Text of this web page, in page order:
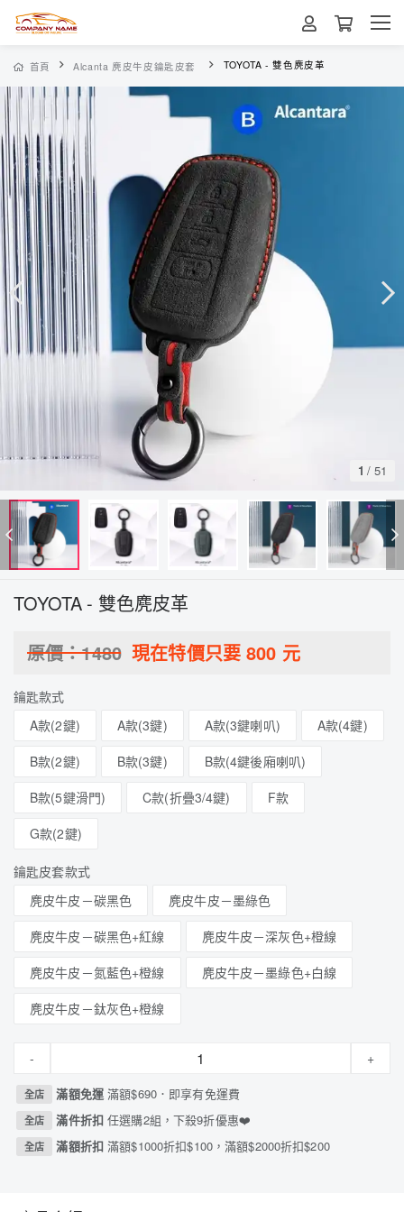
首頁 Alcanta 麂皮牛皮鑰匙皮套 TOYOTA - 雙色麂皮革
1 / 51
TOYOTA - 雙色麂皮革
原價：1480 現在特價只要800 元
鑰匙款式
A款(2鍵)
A款(3鍵) A款(3鍵喇叭)
A款(4鍵)
B款(2鍵)
B款(3鍵)
B款(4鍵後廂喇叭)
B款(5鍵滑門)
C款(折疊3/4鍵)
F款
G款(2鍵)
鑰匙皮套款式
麂皮牛皮－碳黑色
麂皮牛皮－墨綠色
麂皮牛皮－碳黑色+紅線
麂皮牛皮－深灰色+橙線
麂皮牛皮－氮藍色+橙線
麂皮牛皮－墨綠色+白線
麂皮牛皮－鈦灰色+橙線
- +
全店 滿額免運滿額$690．即享有免運費
全店 滿件折扣任選購2組，下殺9折優惠❤️
全店 滿額折扣滿額$1000折扣$100，滿額$2000折扣$200